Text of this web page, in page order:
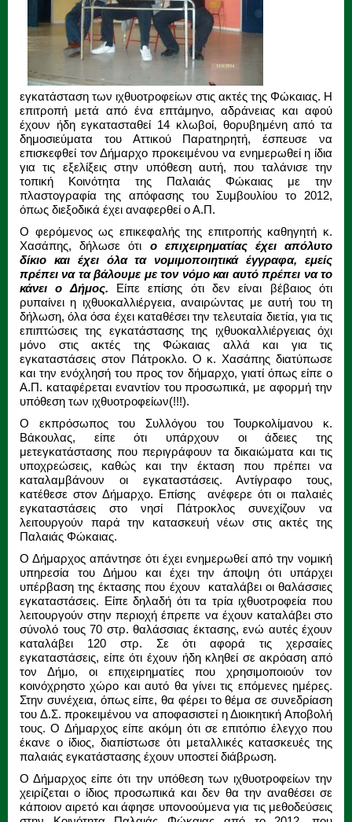
εγκατάσταση των ιχθυοτροφείων στις ακτές της Φώκαιας. Η
επιτροπή μετά από ένα επτάμηνο, αδράνειας και αφού
έχουν ήδη εγκατασταθεί 14 κλωβοί, θορυβημένη από τα
δημοσιεύματα του Αττικού Παρατηρητή, έσπευσε να
επισκεφθεί τον Δήμαρχο προκειμένου να ενημερωθεί η ίδια
για τις εξελίξεις στην υπόθεση αυτή, που ταλάνισε την
τοπική Κοινότητα της Παλαιάς Φώκαιας με την
πλαστογραφία της απόφασης του Συμβουλίου το 2012,
όπως διεξοδικά έχει αναφερθεί ο Α.Π.
Ο φερόμενος ως επικεφαλής της επιτροπής καθηγητή κ.
Χασάπης, δήλωσε ότι ο επιχειρηματίας έχει απόλυτο
δίκιο και έχει όλα τα νομιμοποιητικά έγγραφα, εμείς
πρέπει να τα βάλουμε με τον νόμο και αυτό πρέπει να το
κάνει ο Δήμος.
Είπε επίσης ότι δεν είναι βέβαιος ότι
ρυπαίνει η ιχθυοκαλλιέργεια, αναιρώντας με αυτή του τη
δήλωση, όλα όσα έχει καταθέσει την τελευταία διετία, για τις
επιπτώσεις της εγκατάστασης της ιχθυοκαλλιέργειας όχι
μόνο στις ακτές της Φώκαιας αλλά και για τις
εγκαταστάσεις στον Πάτροκλο. Ο κ. Χασάπης διατύπωσε
και την ενόχλησή του προς τον δήμαρχο, γιατί όπως είπε ο
Α.Π. καταφέρεται εναντίον του προσωπικά, με αφορμή την
υπόθεση των ιχθυοτροφείων(!!!).
Ο εκπρόσωπος του Συλλόγου του Τουρκολίμανου κ.
Βάκουλας, είπε ότι υπάρχουν οι άδειες της
μετεγκατάστασης που περιγράφουν τα δικαιώματα και τις
υποχρεώσεις, καθώς και την έκταση που πρέπει να
καταλαμβάνουν οι εγκαταστάσεις. Αντίγραφο τους,
κατέθεσε στον Δήμαρχο. Επίσης ανέφερε ότι οι παλαιές
εγκαταστάσεις στο νησί Πάτροκλος συνεχίζουν να
λειτουργούν παρά την κατασκευή νέων στις ακτές της
Παλαιάς Φώκαιας.
Ο Δήμαρχος απάντησε ότι έχει ενημερωθεί από την νομική
υπηρεσία του Δήμου και έχει την άποψη ότι υπάρχει
υπέρβαση της έκτασης που έχουν καταλάβει οι θαλάσσιες
εγκαταστάσεις. Είπε δηλαδή ότι τα τρία ιχθυοτροφεία που
λειτουργούν στην περιοχή έπρεπε να έχουν καταλάβει στο
σύνολό τους 70 στρ. θαλάσσιας έκτασης, ενώ αυτές έχουν
καταλάβει 120 στρ. Σε ότι αφορά τις χερσαίες
εγκαταστάσεις, είπε ότι έχουν ήδη κληθεί σε ακρόαση από
τον Δήμο, οι επιχειρηματίες που χρησιμοποιούν τον
κοινόχρηστο χώρο και αυτό θα γίνει τις επόμενες ημέρες.
Στην συνέχεια, όπως είπε, θα φέρει το θέμα σε συνεδρίαση
του Δ.Σ. προκειμένου να αποφασιστεί η Διοικητική Αποβολή
τους. Ο Δήμαρχος είπε ακόμη ότι σε επιτόπιο έλεγχο που
έκανε ο ίδιος, διαπίστωσε ότι μεταλλικές κατασκευές της
παλαιάς εγκατάστασης έχουν υποστεί διάβρωση.
Ο Δήμαρχος είπε ότι την υπόθεση των ιχθυοτροφείων την
χειρίζεται ο ίδιος προσωπικά και δεν θα την αναθέσει σε
κάποιον αιρετό και άφησε υπονοούμενα για τις μεθοδεύσεις